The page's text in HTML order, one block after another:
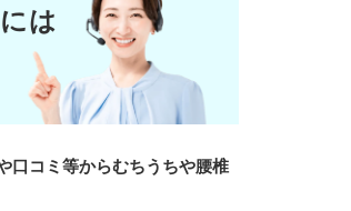
は
口コミ等からむちうちや腰椎